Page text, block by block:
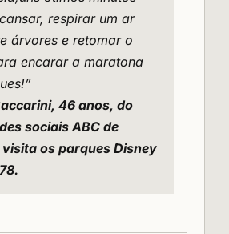
respirar um ar
árvores e retomar o
encarar a maratona
46 anos, do
sociais ABC de
visita os parques Disney